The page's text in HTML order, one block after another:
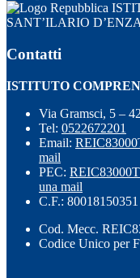
SANT’ILARIO D’ENZA
Contatti
ISTITUTO
Via Gramsci, 5 –
Tel: 0522672201
Email:
mail
PEC:
una mail
C.F.: 80018150351
Cod. Mecc.
Codice Unico per